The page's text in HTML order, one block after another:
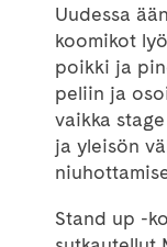
Uudessa
koomikot
poikki ja
peliin ja
vaikka
ja yleisön
Stand up -